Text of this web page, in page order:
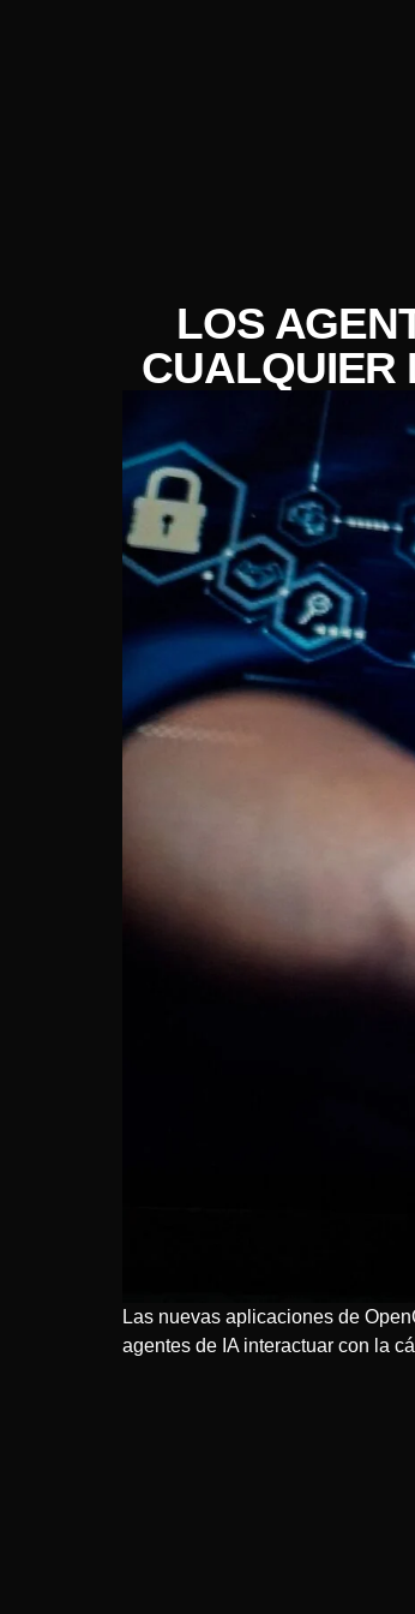
LOS
CUALQUIER
Las nuevas aplicaciones de
agentes de IA interactuar con la